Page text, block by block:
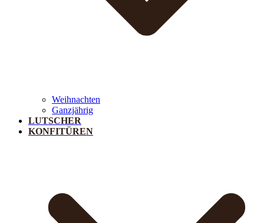
Weihnachten
Ganzjährig
LUTSCHER
KONFITÜREN